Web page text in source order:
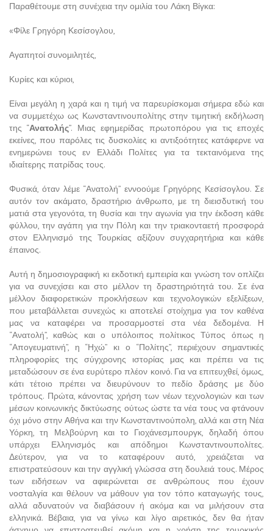
Παραθέτουμε στη συνέχεια την ομιλία του Λάκη Βίγκα:
«Φίλε Γρηγόρη Κεσίσογλου,
Αγαπητοί συνομιλητές,
Κυρίες και κύριοι,
Είναι μεγάλη η χαρά και η τιμή να παρευρίσκομαι σήμερα εδώ και
να συμμετέχω ως Κωνσταντινουπολίτης στην τιμητική εκδήλωση
της “Ανατολής”. Μιας εφημερίδας πρωτοπόρου για τις εποχές
εκείνες, που παρόλες τις δυσκολίες κι αντιξοότητες κατάφερνε να
ενημερώνει τους εν Ελλάδι Πολίτες για τα τεκταινόμενα της
ιδιαίτερης πατρίδας τους.
Φυσικά, όταν λέμε “Ανατολή” εννοούμε Γρηγόρης Κεσίσογλου. Σε
αυτόν τον ακάματο, δραστήριο άνθρωπο, με τη διεισδυτική του
ματιά στα γεγονότα, τη θυσία και την αγωνία για την έκδοση κάθε
φύλλου, την αγάπη για την Πόλη και την τριακονταετή προσφορά
στον Ελληνισμό της Τουρκίας αξίζουν συγχαρητήρια και κάθε
έπαινος.
Αυτή η δημοσιογραφική κι εκδοτική εμπειρία και γνώση τον οπλίζει
για να συνεχίσει και στο μέλλον τη δραστηριότητά του. Σε ένα
μέλλον διαφορετικών προκλήσεων και τεχνολογικών εξελίξεων,
που μεταβάλλεται συνεχώς κι αποτελεί στοίχημα για τον καθένα
μας να καταφέρει να προσαρμοστεί στα νέα δεδομένα. Η
“Ανατολή”, καθώς και ο υπόλοιπος πολίτικος Τύπος όπως η
“Απογευματινή”, η “Ηχώ” κι ο “Πολίτης”, περιέχουν σημαντικές
πληροφορίες της σύγχρονης ιστορίας μας και πρέπει να τις
μεταδώσουν σε ένα ευρύτερο πλέον κοινό. Για να επιτευχθεί, όμως,
κάτι τέτοιο πρέπει να διευρύνουν το πεδίο δράσης με δύο
τρόπους. Πρώτα, κάνοντας χρήση των νέων τεχνολογιών και των
μέσων κοινωνικής δικτύωσης ούτως ώστε τα νέα τους να φτάνουν
όχι μόνο στην Αθήνα και την Κωνσταντινούπολη, αλλά και στη Νέα
Υόρκη, τη Μελβούρνη και το Γιοχάνεσμπουργκ, δηλαδή όπου
υπάρχει Ελληνισμός και απόδημοι Κωνσταντινουπολίτες.
Δεύτερον, για να το καταφέρουν αυτό, χρειάζεται να
επιστρατεύσουν και την αγγλική γλώσσα στη δουλειά τους. Μέρος
των ειδήσεων να αφιερώνεται σε ανθρώπους που έχουν
νοσταλγία και θέλουν να μάθουν για τον τόπο καταγωγής τους,
αλλά αδυνατούν να διαβάσουν ή ακόμα και να μιλήσουν στα
ελληνικά. Βέβαια, για να γίνω και λίγο αιρετικός, δεν θα ήταν